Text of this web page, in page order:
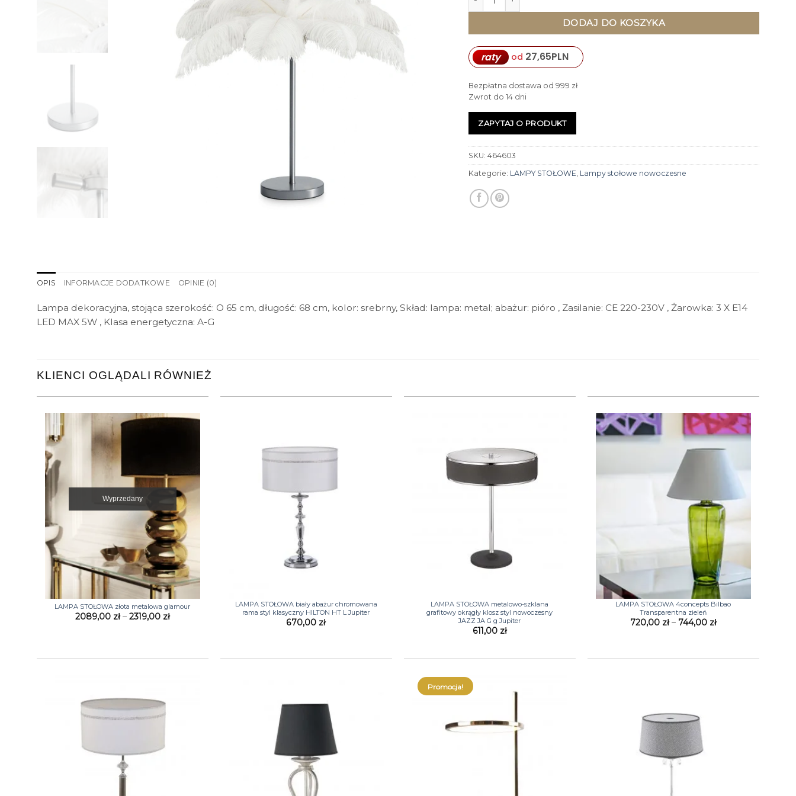
DODAJ DO KOSZYKA
raty od 27,65PLN
Bezpłatna dostawa od 999 zł
Zwrot do 14 dni
ZAPYTAJ O PRODUKT
SKU:464603
Kategorie: LAMPY STOŁOWE Lampy stołowe nowoczesne
OPIS INFORMACJE DODATKOWE OPINIE (0)
Lampa dekoracyjna, stojąca szerokość: O 65 cm, długość: 68 cm, kolor: srebrny, Skład: lampa: metal; abażur: pióro , Zasilanie: CE 220-230V , Żarowka: 3 X E14
LED MAX 5W , Klasa energetyczna: A-G
KLIENCI OGLĄDALI RÓWNIEŻ
Wyprzedany
LAMPA STOŁOWA złota metalowa glamour
2089,00 zł – 2319,00 złZakres
LAMPA STOŁOWA biały abażur chromowana
rama styl klasyczny HILTON HT L Jupiter
670,00 zł
LAMPA STOŁOWA metalowo-szklana
grafitowy okrągły klosz styl nowoczesny
JAZZ JA G g Jupiter
611,00 zł
LAMPA STOŁOWA 4concepts Bilbao
Transparentna zieleń
720,00 zł – 744,00 złZakres
744,00 zł
Promocja!